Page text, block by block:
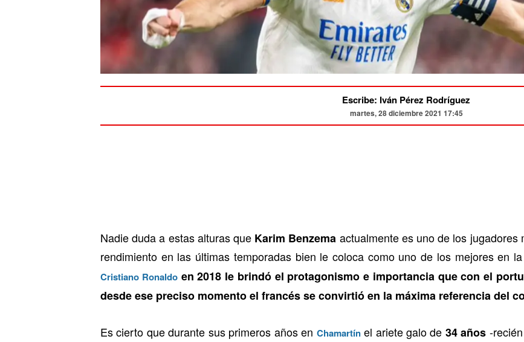
Escribe: Iván Pérez Rodríguez
martes, 28 diciembre 2021 17:45
Nadie duda a estas alturas que Karim Benzema actualmente es uno de los
rendimiento en las últimas temporadas bien le coloca como uno de los mejores en
Cristiano Ronaldoen 2018 le brindó el protagonismo e importancia que con el
desde ese preciso momento el francés se convirtió en la máxima referencia del
Es cierto que durante sus primeros años en Chamartínel ariete galo de 34 años -